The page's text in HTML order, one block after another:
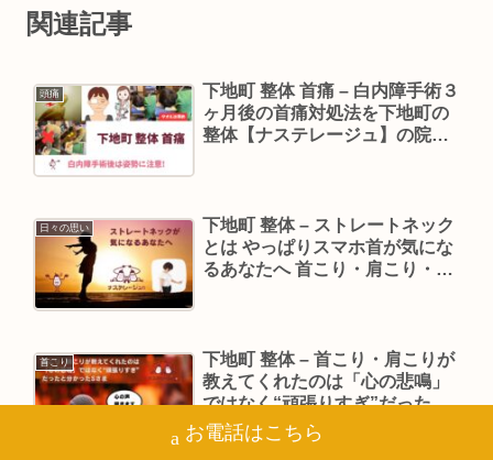
関連記事
頭痛
下地町 整体 首痛 – 白内障手術３
ヶ月後の首痛対処法を下地町の
整体【ナステレージュ】の院長
日々の思い
下地町 整体 – ストレートネック
とは やっぱりスマホ首が気にな
るあなたへ 首こり・肩こり・頭
首こり
下地町 整体 – 首こり・肩こりが
教えてくれたのは「心の悲鳴」
ではなく“頑張りすぎ”だったと
分かったSさま
お電話はこちら